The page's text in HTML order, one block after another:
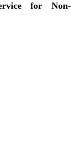
for Non-
姐